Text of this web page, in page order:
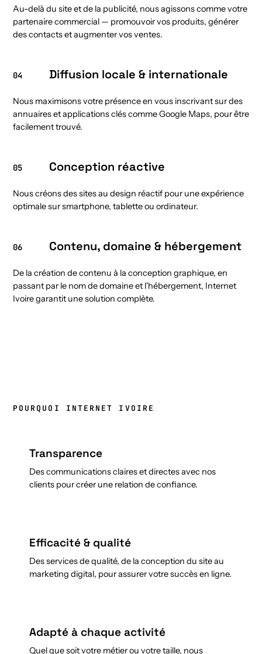
Au-delà du site et de la publicité, nous agissons comme votre
partenaire commercial — promouvoir vos produits, générer
des contacts et augmenter vos ventes.
04 Diffusion locale & internationale
Nous maximisons votre présence en vous inscrivant sur des
annuaires et applications clés comme Google Maps, pour être
facilement trouvé.
05 Conception réactive
Nous créons des sites au design réactif pour une expérience
optimale sur smartphone, tablette ou ordinateur.
06 Contenu, domaine & hébergement
De la création de contenu à la conception graphique, en
passant par le nom de domaine et l'hébergement, Internet
Ivoire garantit une solution complète.
POURQUOI INTERNET IVOIRE
Transparence
Des communications claires et directes avec nos
clients pour créer une relation de confiance.
Efficacité & qualité
Des services de qualité, de la conception du site au
marketing digital, pour assurer votre succès en ligne.
Adapté à chaque activité
Quel que soit votre métier ou votre taille, nous